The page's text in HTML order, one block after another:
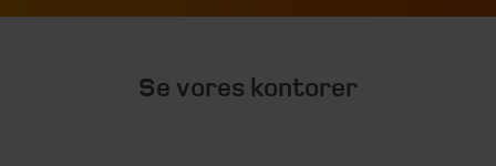
Se vores kontorer